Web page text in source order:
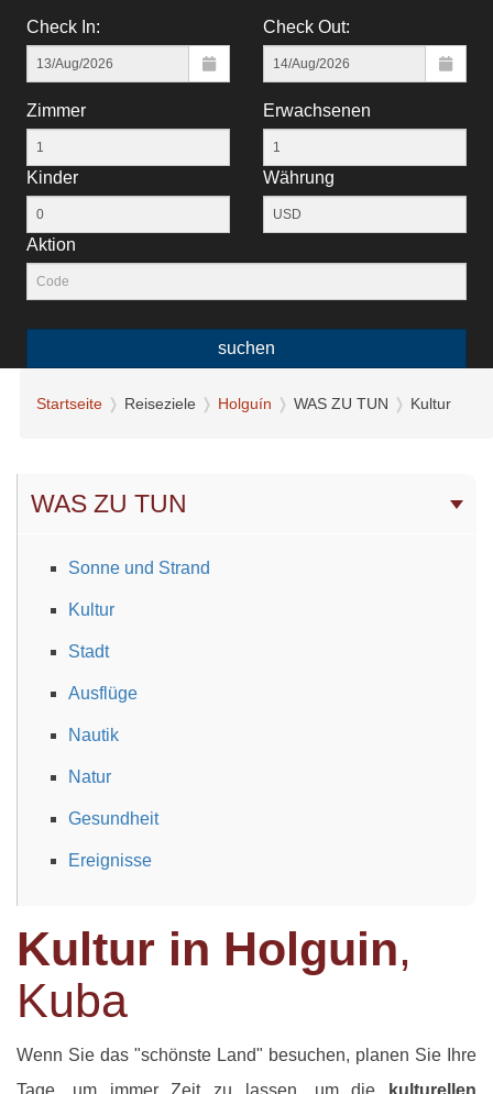
Check In: Check Out:
Zimmer Erwachsenen
Kinder Währung
Aktion
suchen
Startseite Reiseziele Holguín WAS ZU TUN Kultur
WAS ZU TUN
Sonne und Strand
Kultur
Stadt
Ausflüge
Nautik
Natur
Gesundheit
Ereignisse
Kultur in Holguin,
Kuba
Wenn Sie das "schönste Land" besuchen, planen Sie Ihre
Tage, um immer Zeit zu lassen, um die
kulturellen